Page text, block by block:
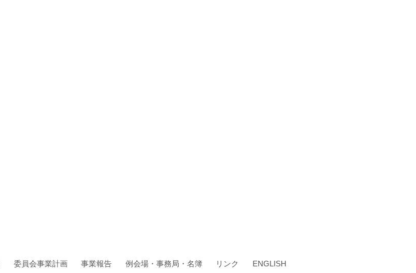
委員会事業計画 事業報告 例会場・事務局・名簿 リンク ENGLISH